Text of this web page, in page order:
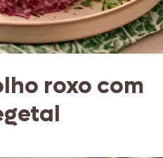
roxo com